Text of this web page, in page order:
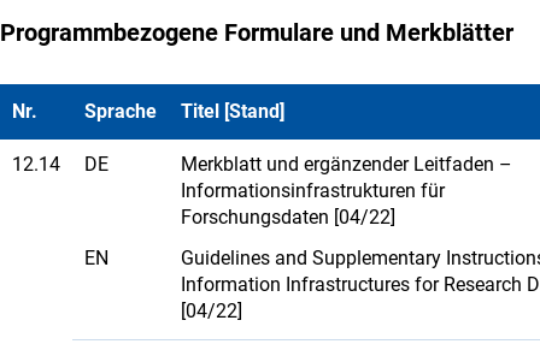
Programmbezogene Formulare und Merkblätter
Nr. Sprache Titel [Stand]
12.14 DE
Merkblatt und ergänzender Leitfaden –
Informationsinfrastrukturen für
Forschungsdaten [04/22]
EN
Guidelines and Supplementary
Information Infrastructures for Research
[04/22]